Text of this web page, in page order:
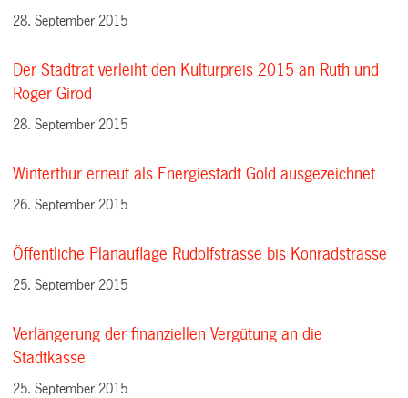
28. September 2015
Der Stadtrat verleiht den Kulturpreis 2015 an Ruth und
Roger Girod
28. September 2015
Winterthur erneut als Energiestadt Gold ausgezeichnet
26. September 2015
Öffentliche Planauflage Rudolfstrasse bis Konradstrasse
25. September 2015
Verlängerung der finanziellen Vergütung an die
Stadtkasse
25. September 2015